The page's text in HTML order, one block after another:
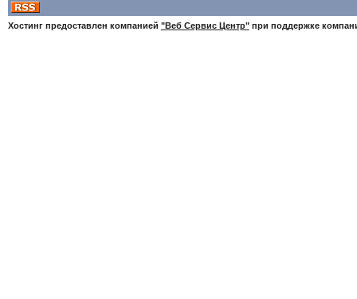
Хостинг предоставлен компанией "Веб Сервис Центр"при поддержке